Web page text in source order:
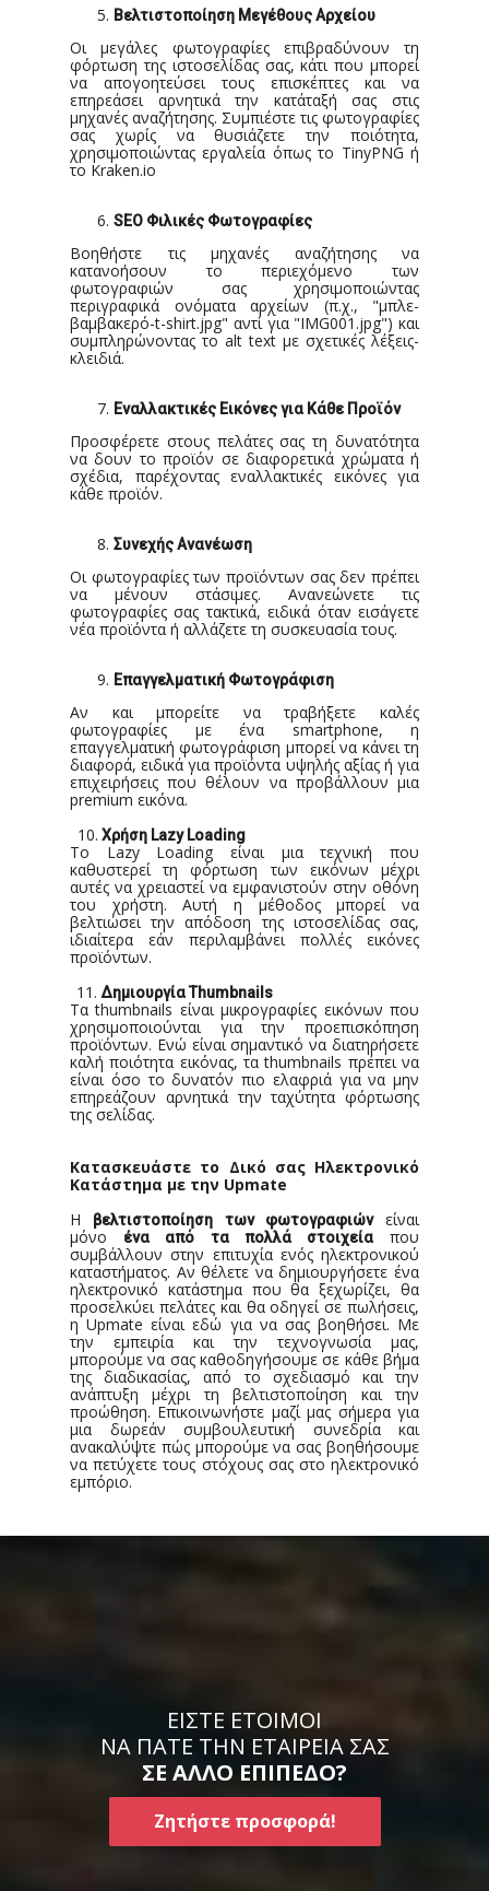
Βελτιστοποίηση Μεγέθους Αρχείου
Οι μεγάλες φωτογραφίες επιβραδύνουν τη
φόρτωση της ιστοσελίδας σας, κάτι που μπορεί
να απογοητεύσει τους επισκέπτες και να
επηρεάσει αρνητικά την κατάταξή σας στις
μηχανές αναζήτησης. Συμπιέστε τις φωτογραφίες
σας χωρίς να θυσιάζετε την ποιότητα,
χρησιμοποιώντας εργαλεία όπως το TinyPNG ή
το Kraken.io
SEO Φιλικές Φωτογραφίες
Βοηθήστε τις μηχανές αναζήτησης να
κατανοήσουν το περιεχόμενο των
φωτογραφιών σας χρησιμοποιώντας
περιγραφικά ονόματα αρχείων (π.χ., "μπλε-
βαμβακερό-t-shirt.jpg" αντί για "IMG001.jpg") και
συμπληρώνοντας το alt text με σχετικές λέξεις-
κλειδιά.
Εναλλακτικές Εικόνες για Κάθε Προϊόν
Προσφέρετε στους πελάτες σας τη δυνατότητα
να δουν το προϊόν σε διαφορετικά χρώματα ή
σχέδια, παρέχοντας εναλλακτικές εικόνες για
κάθε προϊόν.
Συνεχής Ανανέωση
Οι φωτογραφίες των προϊόντων σας δεν πρέπει
να μένουν στάσιμες. Ανανεώνετε τις
φωτογραφίες σας τακτικά, ειδικά όταν εισάγετε
νέα προϊόντα ή αλλάζετε τη συσκευασία τους.
Επαγγελματική Φωτογράφιση
Αν και μπορείτε να τραβήξετε καλές
φωτογραφίες με ένα smartphone, η
επαγγελματική φωτογράφιση μπορεί να κάνει τη
διαφορά, ειδικά για προϊόντα υψηλής αξίας ή για
επιχειρήσεις που θέλουν να προβάλλουν μια
premium εικόνα.
10. Χρήση Lazy Loading
Το Lazy Loading είναι μια τεχνική που
καθυστερεί τη φόρτωση των εικόνων μέχρι
αυτές να χρειαστεί να εμφανιστούν στην οθόνη
του χρήστη. Αυτή η μέθοδος μπορεί να
βελτιώσει την απόδοση της ιστοσελίδας σας,
ιδιαίτερα εάν περιλαμβάνει πολλές εικόνες
προϊόντων.
11. ΔημιουργίαThumbnails
Τα thumbnails είναι μικρογραφίες εικόνων που
χρησιμοποιούνται για την προεπισκόπηση
προϊόντων. Ενώ είναι σημαντικό να διατηρήσετε
καλή ποιότητα εικόνας, τα thumbnails πρέπει να
είναι όσο το δυνατόν πιο ελαφριά για να μην
επηρεάζουν αρνητικά την ταχύτητα φόρτωσης
της σελίδας.
Κατασκευάστε το Δικό σας Ηλεκτρονικό
Κατάστημα με την Upmate
Η
βελτιστοποίηση των φωτογραφιώνείναι
μόνο
ένα από τα πολλά στοιχείαπου
συμβάλλουν στην επιτυχία ενός ηλεκτρονικού
καταστήματος. Αν θέλετε να δημιουργήσετε ένα
ηλεκτρονικό κατάστημα που θα ξεχωρίζει, θα
προσελκύει πελάτες και θα οδηγεί σε πωλήσεις,
η Upmate είναι εδώ για να σας βοηθήσει. Με
την εμπειρία και την τεχνογνωσία μας,
μπορούμε να σας καθοδηγήσουμε σε κάθε βήμα
της διαδικασίας, από το σχεδιασμό και την
ανάπτυξη μέχρι τη βελτιστοποίηση και την
προώθηση. Επικοινωνήστε μαζί μας σήμερα για
μια δωρεάν συμβουλευτική συνεδρία και
ανακαλύψτε πώς μπορούμε να σας βοηθήσουμε
να πετύχετε τους στόχους σας στο ηλεκτρονικό
εμπόριο.
ΕΙΣΤΕ ΕΤΟΙΜΟΙ
ΝΑ ΠΑΤΕ ΤΗΝ ΕΤΑΙΡΕΙΑ ΣΑΣ
ΣΕ ΑΛΛΟ ΕΠΙΠΕΔΟ?
Ζητήστε προσφορά!